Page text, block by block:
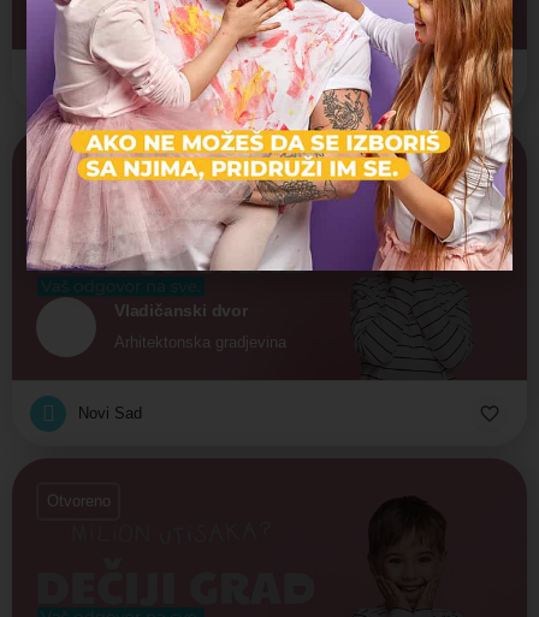
Arhitektonska gradjevina
Novi Sad
Vladičanski dvor
Arhitektonska gradjevina
Zatvoreno
Novi Sad
Otvoreno